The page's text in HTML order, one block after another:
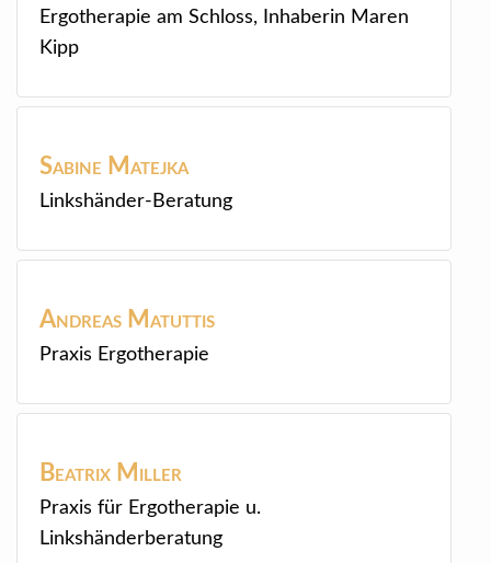
Ergotherapie am Schloss, Inhaberin Maren
Kipp
Sabine Matejka
Linkshänder-Beratung
Andreas Matuttis
Praxis Ergotherapie
Beatrix Miller
Praxis für Ergotherapie u.
Linkshänderberatung